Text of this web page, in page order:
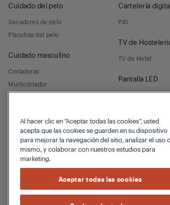
Cuidado del pelo
Secadores de pelo
Planchas del pelo
Cuidado masculino
Cortadoras
Multicortador
Cartelería
PID
TV de
TV de Hotel
Pantalla LED
Led interior
© 2026 Grundig Politica de Privacidad Politica
Our parent company,
Al hacer clic en “Aceptar todas las cookies”, usted
acepta que las cookies se guarden en su dispositivo
para mejorar la navegación del sitio, analizar el uso
mismo, y colaborar con nuestros estudios para
marketing.
Aceptar todas las cookies